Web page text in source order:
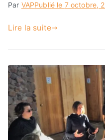
Par VAPPublié le 7 octobre,
Lire la suite